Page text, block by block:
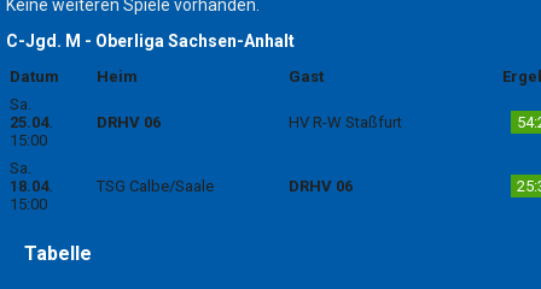
Keine weiteren Spiele vorhanden.
C-Jgd. M - Oberliga Sachsen-Anhalt
Datum Heim Gast
Sa.
25.04.
15:00
DRHV 06 HV R-W Staßfurt
Sa.
18.04.
15:00
TSG Calbe/Saale DRHV 06
Tabelle